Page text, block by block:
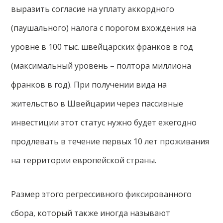
выразить согласие на уплату аккордного
(паушального) налога с порогом вхождения на
уровне в 100 тыс. швейцарских франков в год
(максимальный уровень – полтора миллиона
франков в год). При получении вида на
жительство в Швейцарии через пассивные
инвестиции этот статус нужно будет ежегодно
продлевать в течение первых 10 лет проживания
на территории европейской страны.
Размер этого регрессивного фиксированного
сбора, который также иногда называют